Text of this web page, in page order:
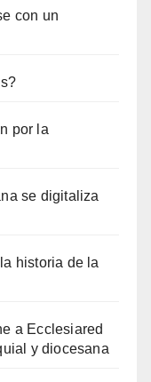
con un
por la
se digitaliza
historia de la
a Ecclesiared
y diocesana